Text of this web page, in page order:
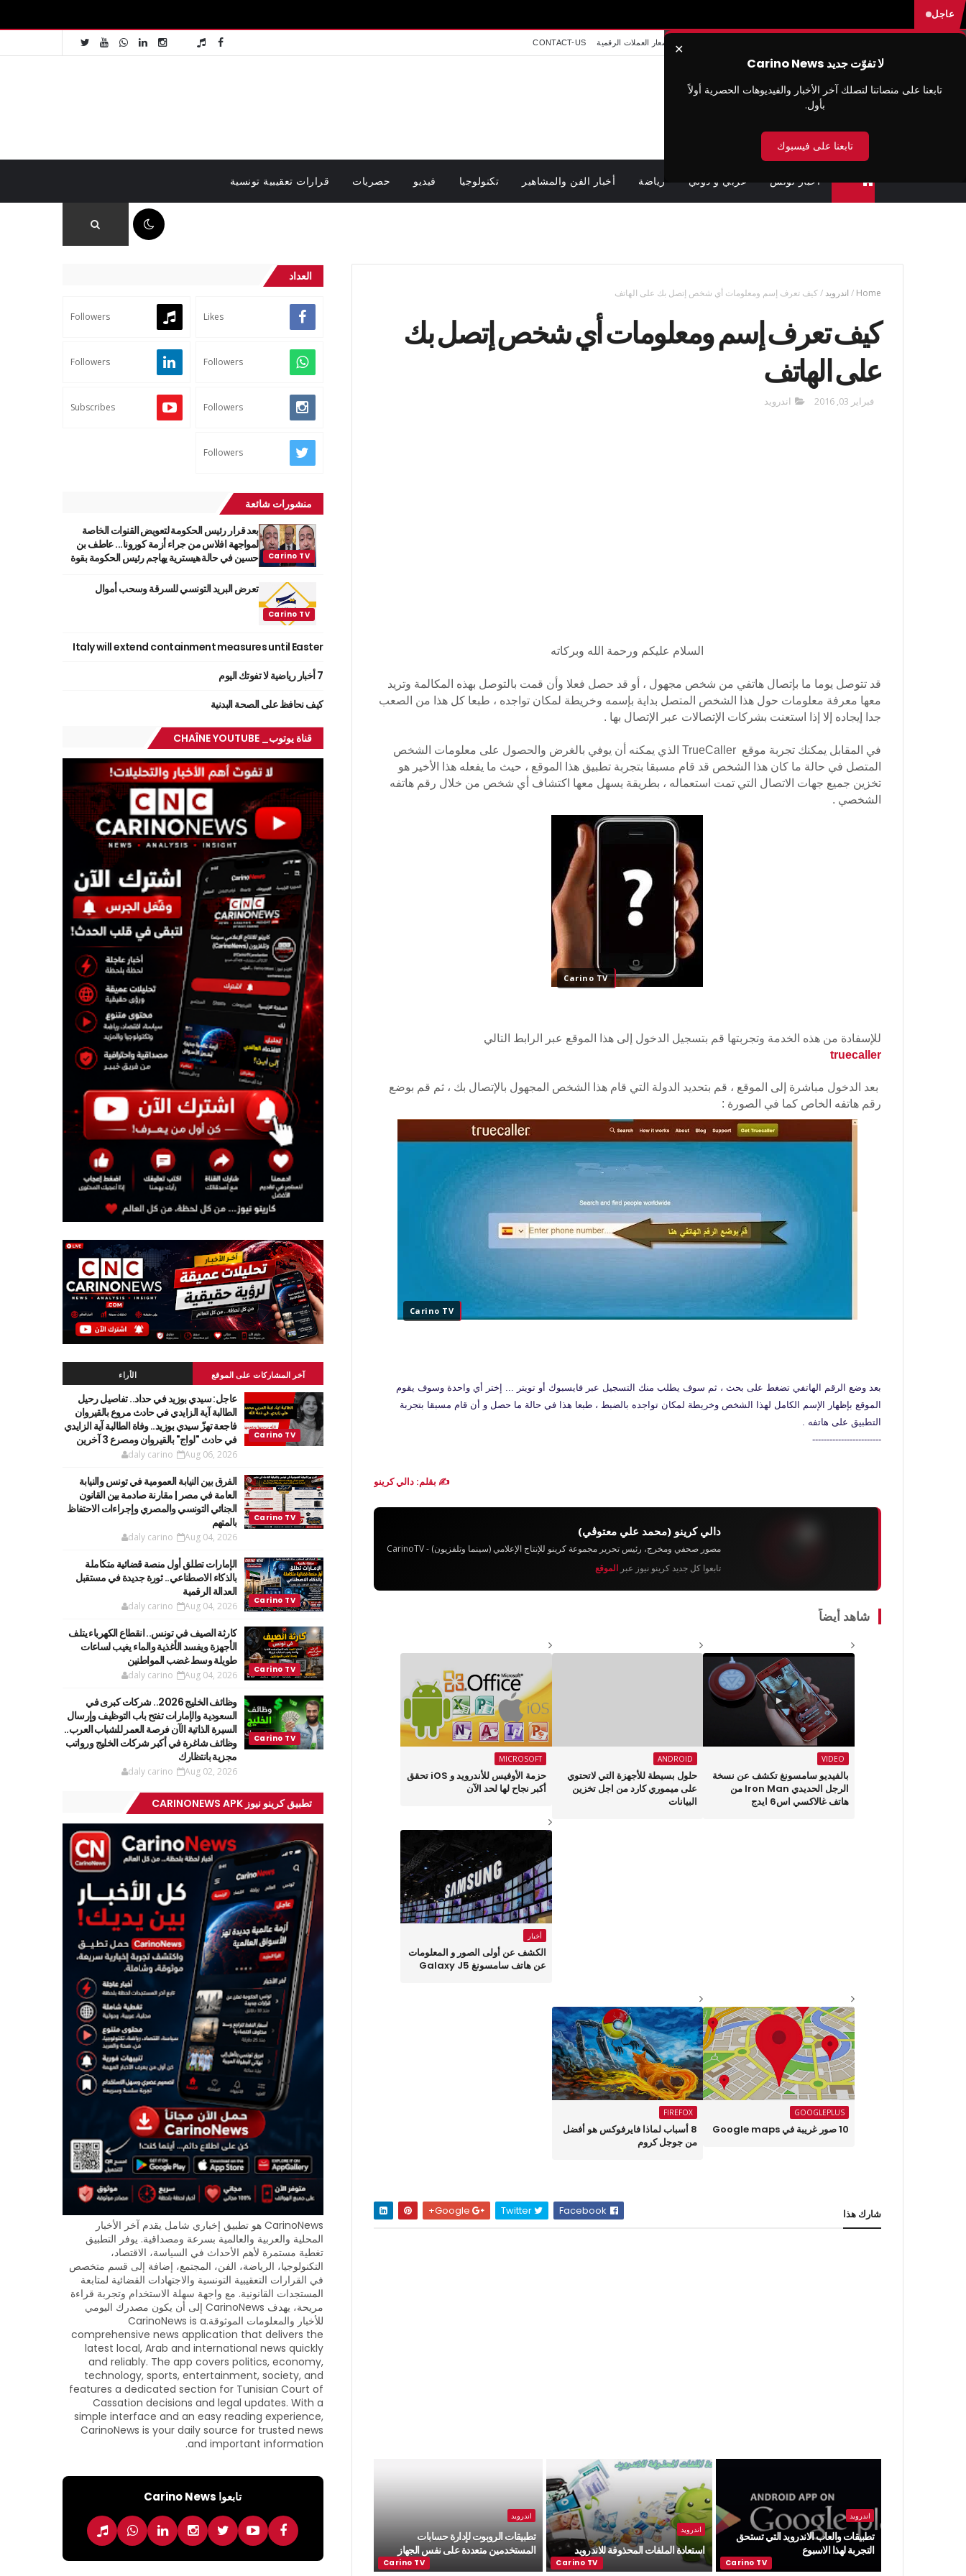
عاجل
✕
لا تفوّت جديد Carino News
تابعنا على منصاتنا لتصلك آخر الأخبار والفيديوهات الحصرية أولاً
بأول.
تابعنا على فيسبوك
اسعار العملات الرقمية CONTACT-US
اخبار تونس عربي و دولي رياضة أخبار الفن والمشاهير تكنولوجيا فيديو حصريات قرارات تعقيبية تونسية
Home
/ اندرويد/كيف تعرف إسم ومعلومات أي شخص إتصل بك على الهاتف
كيف تعرف إسم ومعلومات أي شخص إتصل بك
على الهاتف
فبراير 03, 2016 اندرويد
السلام عليكم ورحمة الله وبركاته
قد تتوصل يوما ما بإتصال هاتفي من شخص مجهول ، أو قد حصل فعلا وأن قمت بالتوصل بهذه المكالمة وتريد
معها معرفة معلومات حول هذا الشخص المتصل بداية بإسمه وخريطة لمكان تواجده ، طبعا كل هذا من الصعب
جدا إيجاده إلا إذا استعنت بشركات الإتصالات عبر الإتصال بها .
في المقابل يمكنك تجربة موقع TrueCaller الذي يمكنه أن يوفي بالغرض والحصول على معلومات الشخص
المتصل في حالة ما كان هذا الشخص قد قام مسبقا بتجربة تطبيق هذا الموقع ، حيث ما يفعله هذا الأخير هو
تخزين جميع جهات الاتصال التي تمت استعماله ، بطريقة يسهل معها اكتشاف أي شخص من خلال رقم هاتفه
الشخصي .
Carino TV
للإسفادة من هذه الخدمة وتجربتها قم بتسجيل الدخول إلى هذا الموقع عبر الرابط التالي
truecaller
بعد الدخول مباشرة إلى الموقع ، قم بتحديد الدولة التي قام هذا الشخص المجهول بالإتصال بك ، ثم قم بوضع
رقم هاتفه الخاص كما في الصورة :
Carino TV
بعد وضع الرقم الهاتفي تضغط على بحث ، ثم سوف يطلب منك التسجيل عبر فايسبوك أو تويتر ... إختر أي واحدة وسوف يقوم
الموقع بإظهار الإسم الكامل لهذا الشخص وخريطة لمكان تواجده بالضبط ، طبعا هذا في حالة ما حصل و أن قام مسبقا بتجربة
التطبيق على هاتفه .
------------------------
✍️ بقلم: دالي كرينو
دالي كرينو (محمد علي معتوڨي)
مصور صحفي ومخرج، رئيس تحرير مجموعة كرينو للإنتاج الإعلامي (سينما وتلفزيون) - CarinoTV
تابعوا كل جديد كرينو نيوز عبرالموقع
شاهد أيضاً
VIDEO
بالفيديو سامسونغ تكشف عن نسخة
الرجل الحديدي Iron Man من
هاتف غالاكسي اس6 ايدج
ANDROID
حلول بسيطة للأجهزة التي لاتحتوي
على ميموري كارد من اجل تخزين
البيانات
MICROSOFT
حزمة الأوفيس للأندرويد و iOS تحقق
أكبر نجاح لها لحد الآن
أخبار
الكشف عن أولى الصور و المعلومات
عن هاتف سامسونغ Galaxy J5
GOOGLEPLUS
10 صور غريبة في Google maps
FIREFOX
8 أسباب لماذا فايرفوكس هو أفضل
من جوجل كروم
شارك هذا Twitter
اندرويد
تطبيقات والعاب الاندرويد التي تستحق
التجربة لهذا الاسبوع
اندرويد
استعادة الملفات المحذوفة للاندرويد
اندرويد
تطبيقات الروبوت لإدارة حسابات
المستخدمين متعددة على نفس الجهاز
العداد
Likes
Followers
Followers
Followers
Followers
Subscribes
Followers
منشورات شائعة
بعد قرار رئيس الحكومة لتعويض القنوات الخاصة
لمواجهة افلاس من جراء أزمة كورونا... عاطف بن
حسين في حالة هيسترية يهاجم رئيس الحكومة بقوة
تعرض البريد التونسي للسرقة وسحب أموال
Italy will extend containment measures until Easter
7 أخبار رياضية لا تفوتك اليوم
كيف نحافظ على الصحة البدنية
قناة يوتوب_ CHAÎNE YOUTUBE
آخر المشاركات على الموقع الأراء
عاجل: سيدي بوزيد في حداد.. تفاصيل رحيل
الطالبة آية الزايدي في حادث مروع بالقيروان
فاجعة تهزّ سيدي بوزيد.. وفاة الطالبة آية الزايدي
في حادث "لواج" بالقيروان ومصرع 3 آخرين
daly carino Aug 06, 2026
الفرق بين النيابة العمومية في تونس والنيابة
العامة في مصر | مقارنة صادمة بين القانون
الجنائي التونسي والمصري وإجراءات الاحتفاظ
بالمتهم
daly carino Aug 04, 2026
الإمارات تطلق أول منصة قضائية متكاملة
بالذكاء الاصطناعي.. ثورة جديدة في مستقبل
العدالة الرقمية
daly carino Aug 04, 2026
كارثة الصيف في تونس.. انقطاع الكهرباء يتلف
الأجهزة ويفسد الأغذية والماء يغيب لساعات
طويلة وسط غضب المواطنين
daly carino Aug 04, 2026
وظائف الخليج 2026.. شركات كبرى في
السعودية والإمارات تفتح باب التوظيف وإرسال
السيرة الذاتية الآن فرصة العمر للشباب العرب..
وظائف شاغرة في أكبر شركات الخليج ورواتب
مجزية بانتظارك
daly carino Aug 02, 2026
تطبيق كرينو نيوز CARINONEWS APK
CarinoNews هو تطبيق إخباري شامل يقدم آخر الأخبار
المحلية والعربية والعالمية بسرعة ومصداقية. يوفر التطبيق
تغطية مستمرة لأهم الأحداث في السياسة، الاقتصاد،
التكنولوجيا، الرياضة، الفن، المجتمع، إضافة إلى قسم متخصص
في القرارات التعقيبية التونسية والاجتهادات القضائية لمتابعة
المستجدات القانونية. مع واجهة سهلة الاستخدام وتجربة قراءة
مريحة، يهدف CarinoNews إلى أن يكون مصدرك اليومي
للأخبار والمعلومات الموثوقة.CarinoNews is a
comprehensive news application that delivers the
latest local, Arab and international news quickly
and reliably. The app covers politics, economy,
technology, sports, entertainment, society, and
features a dedicated section for Tunisian Court of
Cassation decisions and legal updates. With a
simple interface and an easy reading experience,
CarinoNews is your daily source for trusted news
and important information.
تابعوا Carino News